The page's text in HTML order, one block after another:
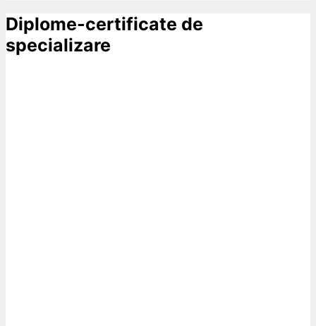
Diplome-certificate de
specializare